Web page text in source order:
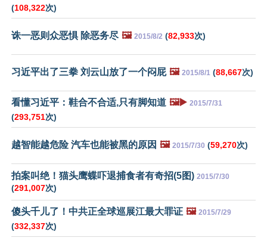
(108,322次)
诛一恶则众恶惧 除恶务尽 🖼️ 2015/8/2 (82,933次)
习近平出了三拳 刘云山放了一个闷屁 🖼️ 2015/8/1 (88,667次)
看懂习近平：鞋合不合适,只有脚知道 🖼️▶️ 2015/7/31
(293,751次)
越智能越危险 汽车也能被黑的原因 🖼️ 2015/7/30 (59,270次)
拍案叫绝！猫头鹰蝶吓退捕食者有奇招(5图) 2015/7/30
(291,007次)
傻头千儿了！中共正全球巡展江最大罪证 🖼️ 2015/7/29
(332,337次)